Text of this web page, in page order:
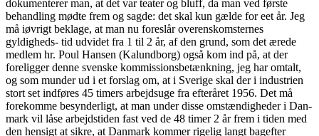
dokumenterer man, at det var teater og bluff, da man ved første
behandling mødte frem og sagde: det skal kun gælde for eet år. Jeg
må iøvrigt beklage, at man nu foreslår overenskomsternes
gyldigheds- tid udvidet fra 1 til 2 år, af den grund, som det ærede
medlem hr. Poul Hansen (Kalundborg) også kom ind på, at der
foreligger denne svenske kommissionsbetænkning, jeg har omtalt,
og som munder ud i et forslag om, at i Sverige skal der i industrien
stort set indføres 45 timers arbejdsuge fra efteråret 1956. Det må
forekomme besynderligt, at man under disse omstændigheder i Dan-
mark vil låse arbejdstiden fast ved de 48 timer 2 år frem i tiden med
den hensigt at sikre, at Danmark kommer rigelig langt bagefter